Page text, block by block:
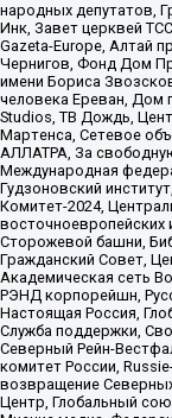
народных депутатов,
Инк, Завет церквей
Gazeta-Europe, Алтай
Чернигов, Фонд Дом
имени Бориса
человека Ереван, Дом
Studios, ТВ Дождь,
Мартенса, Сетевое
АЛЛАТРА, За
Международная
Гудзоновский
Комитет-2024,
Сторожевой башни,
Гражданский Совет,
Академическая сеть
РЭНД корпорейшн,
Настоящая Россия,
Служба поддержки,
Северный Рейн-
комитет России,
возвращение
Центр, Глобальный